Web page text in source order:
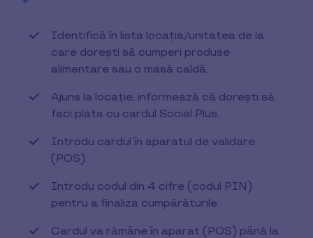
Identifică în lista locația/unitatea de la
care dorești să cumperi produse
alimentare sau o masă caldă.
Ajuns la locație, informează că dorești să
faci plata cu cardul Social Plus.
Introdu cardul în aparatul de validare
(POS).
Introdu codul din 4 cifre (codul PIN)
pentru a finaliza cumpărăturile.
Cardul va rămâne în aparat (POS) până la